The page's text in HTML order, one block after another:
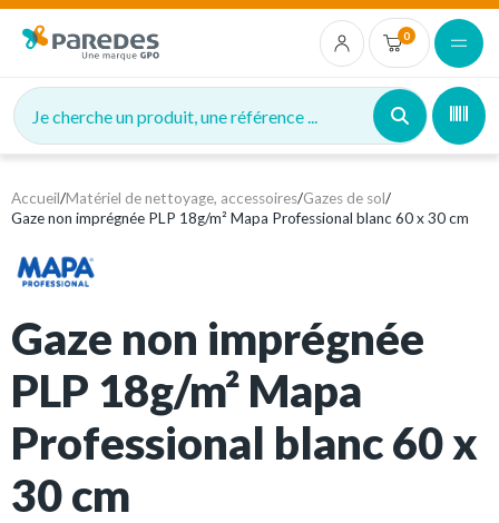
0
Je cherche un produit, une référence ...
Accueil/Matériel de nettoyage, accessoires/Gazes de sol/
Gaze non imprégnée PLP 18g/m² Mapa Professional blanc 60 x 30 cm
Gaze non imprégnée
PLP 18g/m² Mapa
Professional blanc 60 x
30 cm